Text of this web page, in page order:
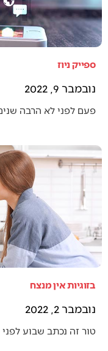
ספייק ניוז
נובמבר 9, 2022
פעם לפני לא הרבה
בזוגיות אין מנצח
נובמבר 2, 2022
טור זה נכתב שבוע לפני